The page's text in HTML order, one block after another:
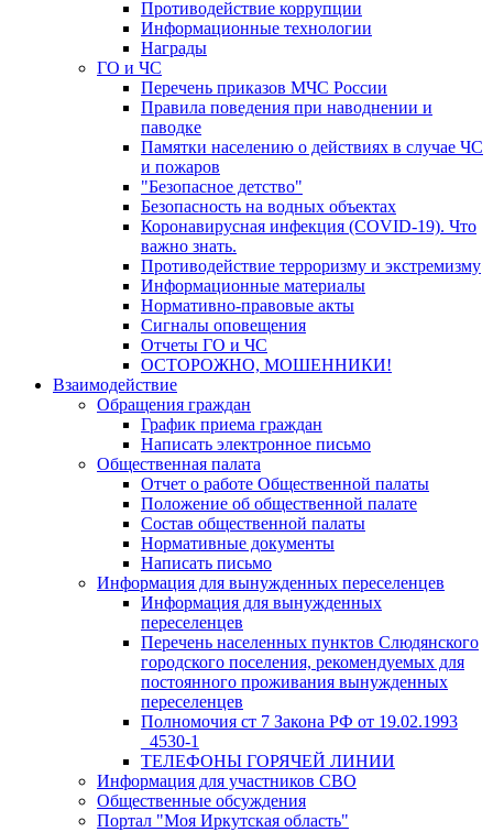
Противодействие коррупции
Информационные технологии
Награды
ГО и ЧС
Перечень приказов МЧС России
Правила поведения при наводнении и
паводке
Памятки населению о действиях в случае ЧС
и пожаров
"Безопасное детство"
Безопасность на водных объектах
Коронавирусная инфекция (COVID-19). Что
важно знать.
Противодействие терроризму и экстремизму
Информационные материалы
Нормативно-правовые акты
Сигналы оповещения
Отчеты ГО и ЧС
ОСТОРОЖНО, МОШЕННИКИ!
Взаимодействие
Обращения граждан
График приема граждан
Написать электронное письмо
Общественная палата
Отчет о работе Общественной палаты
Положение об общественной палате
Состав общественной палаты
Нормативные документы
Написать письмо
Информация для вынужденных переселенцев
Информация для вынужденных
переселенцев
Перечень населенных пунктов Слюдянского
городского поселения, рекомендуемых для
постоянного проживания вынужденных
переселенцев
Полномочия ст 7 Закона РФ от 19.02.1993
_4530-1
ТЕЛЕФОНЫ ГОРЯЧЕЙ ЛИНИИ
Информация для участников СВО
Общественные обсуждения
Портал "Моя Иркутская область"